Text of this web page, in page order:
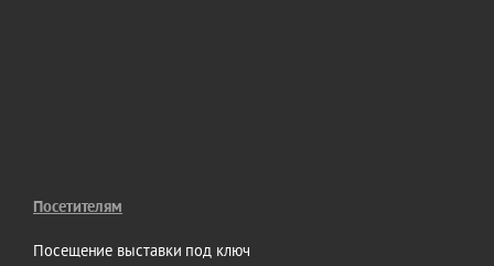
Посетителям
Посещение выставки под ключ